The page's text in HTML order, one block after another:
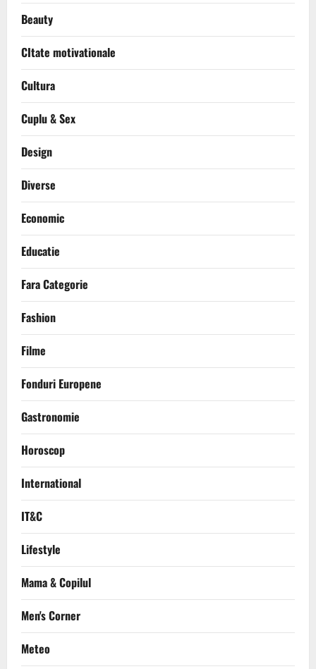
Beauty
CItate motivationale
Cultura
Cuplu & Sex
Design
Diverse
Economic
Educatie
Fara Categorie
Fashion
Filme
Fonduri Europene
Gastronomie
Horoscop
International
IT&C
Lifestyle
Mama & Copilul
Men's Corner
Meteo